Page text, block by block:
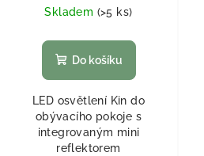
Skladem (>5 ks)
Do košíku
LED osvětlení Kin do
obývacího pokoje s
integrovaným mini
reflektorem